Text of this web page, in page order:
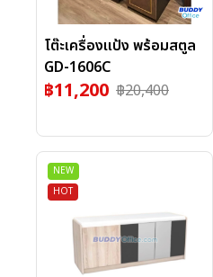
โต๊ะเครื่องแป้ง พร้อมสตูล
GD-1606C
฿11,200 ฿20,400
NEW
HOT